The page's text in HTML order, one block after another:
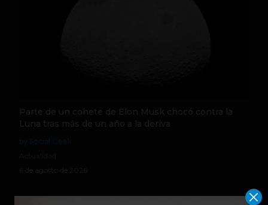
Parte de un cohete de Elon Musk chocó contra la
Luna tras más de un año a la deriva
6 de agosto de 2026